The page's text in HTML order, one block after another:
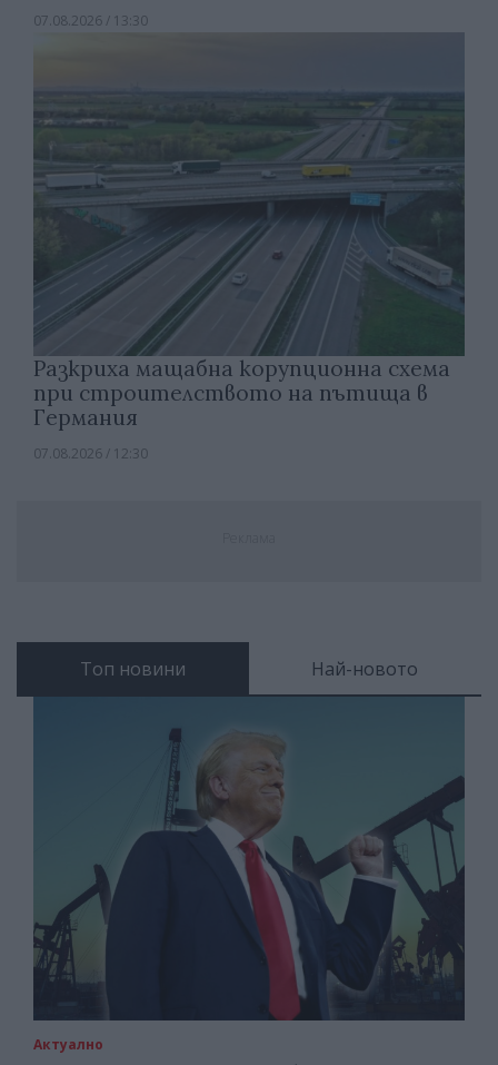
07.08.2026 / 13:30
Разкриха мащабна корупционна схема
при строителството на пътища в
Германия
07.08.2026 / 12:30
Топ новини Най-новото
Актуално